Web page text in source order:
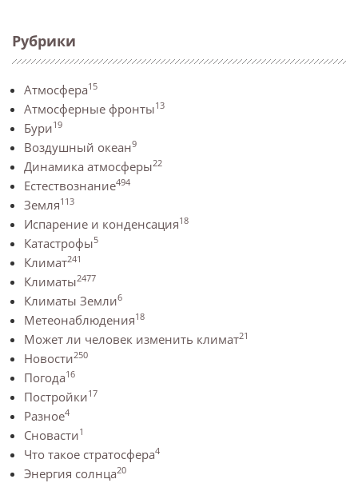
Рубрики
Атмосфера15
Атмосферные фронты13
Бури19
Воздушный океан9
Динамика атмосферы22
Естествознание494
Земля113
Испарение и конденсация18
Катастрофы5
Климат241
Климаты2477
Климаты Земли6
Метеонаблюдения18
Может ли человек изменить климат21
Новости250
Погода16
Постройки17
Разное4
Сновасти1
Что такое стратосфера4
Энергия солнца20